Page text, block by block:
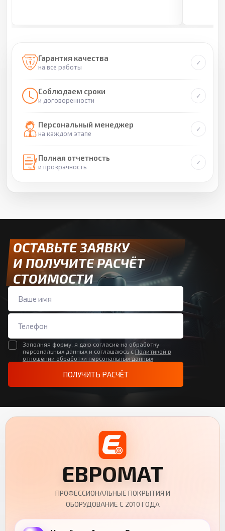
Гарантия качества
на все работы
Соблюдаем сроки
и договоренности
Персональный менеджер
на каждом этапе
Полная отчетность
и прозрачность
ОСТАВЬТЕ ЗАЯВКУ
И ПОЛУЧИТЕ РАСЧЁТ
СТОИМОСТИ
Заполняя форму, я даю согласие на обработку
персональных данных и соглашаюсь с Политикой в
отношении обработки персональных данных
ПОЛУЧИТЬ РАСЧЁТ
ЕВРОМАТ
ПРОФЕССИОНАЛЬНЫЕ ПОКРЫТИЯ И
ОБОРУДОВАНИЕ С 2010 ГОДА